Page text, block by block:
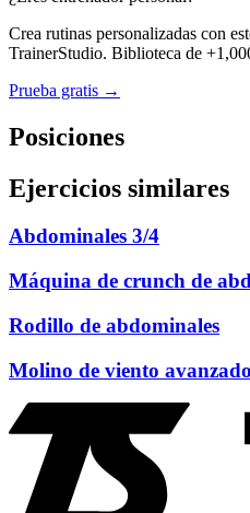
Crea rutinas personalizadas con
TrainerStudio. Biblioteca de
Prueba gratis →
Posiciones
Ejercicios similares
Abdominales 3/4
Máquina de crunch de
Rodillo de abdominales
Molino de viento